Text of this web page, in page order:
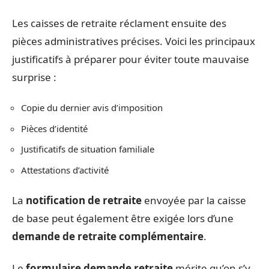
Les caisses de retraite réclament ensuite des
pièces administratives précises. Voici les principaux
justificatifs à préparer pour éviter toute mauvaise
surprise :
Copie du dernier avis d’imposition
Pièces d’identité
Justificatifs de situation familiale
Attestations d’activité
La notification de retraite envoyée par la caisse
de base peut également être exigée lors d’une
demande de retraite complémentaire.